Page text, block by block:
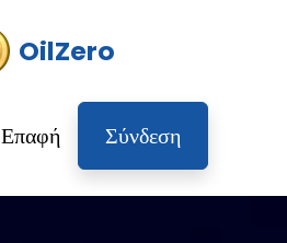
OilZero
Επαφή Σύνδεση